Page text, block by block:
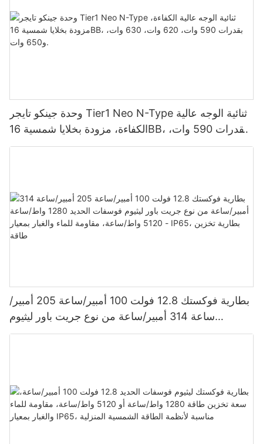
وحدة جينكو تايجر Tier1 Neo N-Type ثنائية الوجه عالية
الكفاءة، مزودة بخلايا شمسية 16BB، بقدرات 590 وات،
620 وات، 630 وات، و650 وات.
بطارية فوكستك 12.8 فولت 100 أمبير/ساعة 205 أمبير/
ساعة 314 أمبير/ساعة من نوع جريت باور ليثيوم
فوسفات الحديد 1280 واط/ساعة - 5120 واط/ساعة،